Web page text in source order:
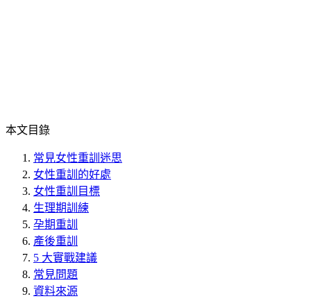
本文目錄
常見女性重訓迷思
女性重訓的好處
女性重訓目標
生理期訓練
孕期重訓
產後重訓
5 大實戰建議
常見問題
資料來源